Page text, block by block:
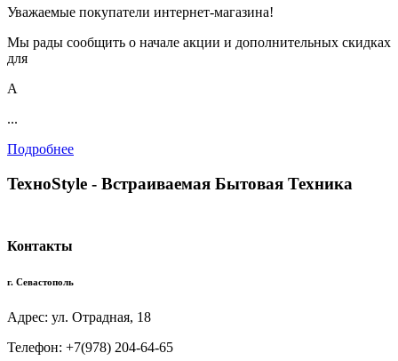
Уважаемые покупатели интернет-магазина!
Мы рады сообщить о начале акции и дополнительных скидках
для
А
...
Подробнее
TexноStyle - Встраиваемая Бытовая Техника
Контакты
г. Севастополь
Адрес: ул. Отрадная, 18
Телефон: +7(978) 204-64-65